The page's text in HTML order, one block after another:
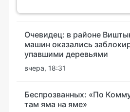
Очевидец: в районе
машин оказались
упавшими деревьями
вчера, 18:31
Беспрозванных: «По
там яма на яме»